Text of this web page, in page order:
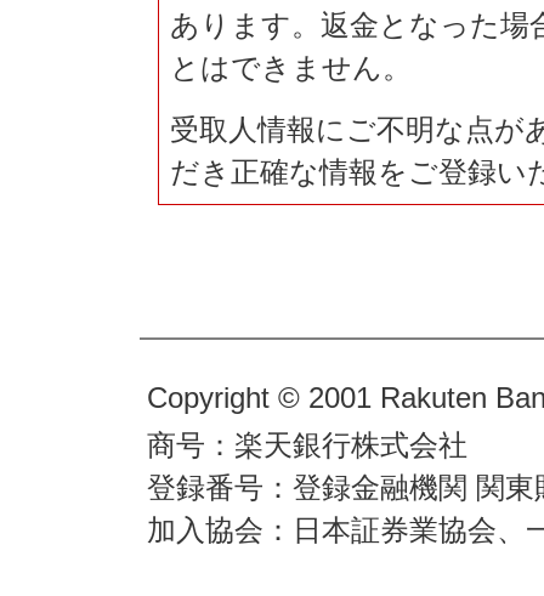
あります。返金となった場
とはできません。
受取人情報にご不明な点が
だき正確な情報をご登録
Copyright © 2001 Rakuten
商号：楽天銀行株式会社
登録番号：登録金融機関 関
加入協会：日本証券業協会、